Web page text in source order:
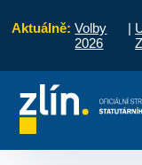
Aktuálně: Volby
2026
|